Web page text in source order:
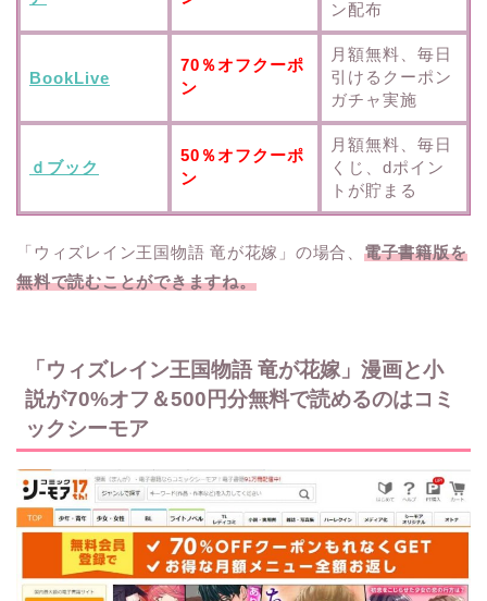
ン配布
BookLive
70％オフクーポ
ン
月額無料、毎日
引けるクーポン
ガチャ実施
ｄブック
50％オフクーポ
ン
月額無料、毎日
くじ、dポイン
トが貯まる
「ウィズレイン王国物語 竜が花嫁」の場合、 電子書籍版を
無料で読むことができますね。
「ウィズレイン王国物語 竜が花嫁」漫画と小
説が70%オフ＆500円分無料で読めるのはコミ
ックシーモア